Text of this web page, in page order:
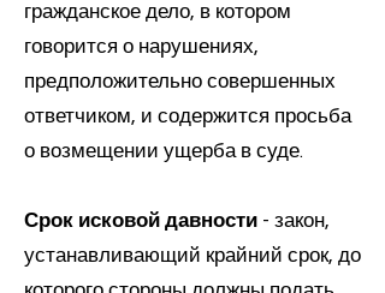
гражданское дело, в котором
говорится о нарушениях,
предположительно совершенных
ответчиком, и содержится просьба
о возмещении ущерба в суде.
Срок исковой давности - закон,
устанавливающий крайний срок, до